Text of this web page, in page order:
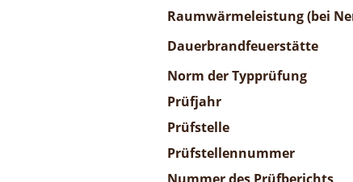
Raumwärmeleistung (bei
Dauerbrandfeuerstätte
Norm der Typprüfung
Prüfjahr
Prüfstelle
Prüfstellennummer